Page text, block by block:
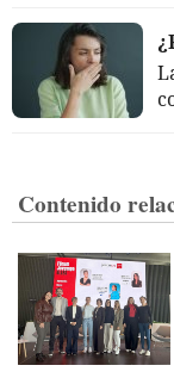
Contenido